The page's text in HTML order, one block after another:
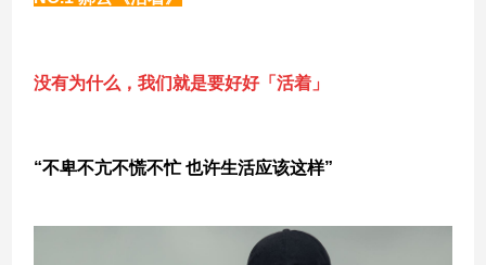
没有为什么，我们就是要好好「活着」
“不卑不亢不慌不忙 也许生活应该这样”